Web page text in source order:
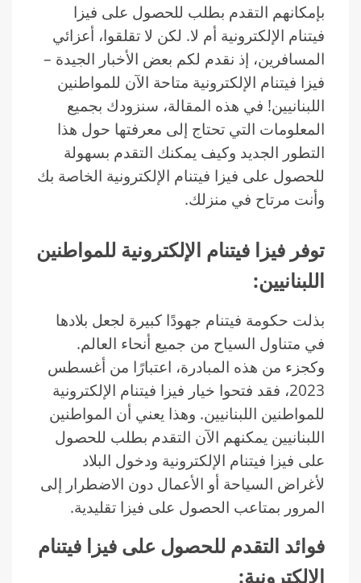
بإمكانهم التقدم بطلب للحصول على فيزا
فيتنام الإلكترونية أم لا. لكن لا تقلقوا، أعزائي
المسافرين، إذ نقدم لكم بعض الأخبار الجيدة –
فيزا فيتنام الإلكترونية متاحة الآن للمواطنين
اللبنانيين! في هذه المقالة، سنزودك بجميع
المعلومات التي تحتاج إلى معرفتها حول هذا
التطور الجديد وكيف يمكنك التقدم بسهولة
للحصول على فيزا فيتنام الإلكترونية الخاصة بك
وأنت مرتاح في منزلك.
توفر فيزا فيتنام الإلكترونية للمواطنين
اللبنانيين:
بذلت حكومة فيتنام جهودًا كبيرة لجعل بلادها
في متناول السياح من جميع أنحاء العالم.
وكجزء من هذه المبادرة، اعتبارًا من أغسطس
2023، فقد فتحوا خيار فيزا فيتنام الإلكترونية
للمواطنين اللبنانيين. وهذا يعني أن المواطنين
اللبنانيين يمكنهم الآن التقدم بطلب للحصول
على فيزا فيتنام الإلكترونية ودخول البلاد
لأغراض السياحة أو الأعمال دون الاضطرار إلى
المرور بمتاعب الحصول على فيزا تقليدية.
فوائد التقدم للحصول على فيزا فيتنام
الإلكترونية: